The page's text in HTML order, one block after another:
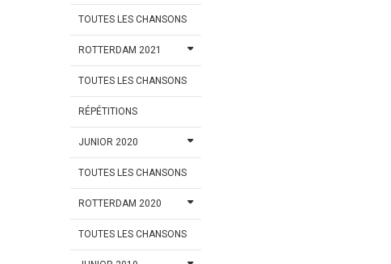
TOUTES LES CHANSONS
ROTTERDAM 2021
TOUTES LES CHANSONS
RÉPÉTITIONS
JUNIOR 2020
TOUTES LES CHANSONS
ROTTERDAM 2020
TOUTES LES CHANSONS